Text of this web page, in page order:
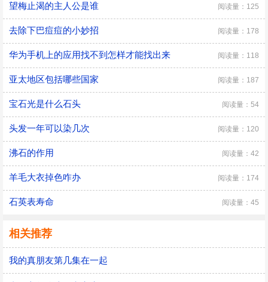
望梅止渴的主人公是谁 阅读量：125
去除下巴痘痘的小妙招 阅读量：178
华为手机上的应用找不到怎样才能找出来 阅读量：118
亚太地区包括哪些国家 阅读量：187
宝石光是什么石头 阅读量：54
头发一年可以染几次 阅读量：120
沸石的作用 阅读量：42
羊毛大衣掉色咋办 阅读量：174
石英表寿命 阅读量：45
相关推荐
我的真朋友第几集在一起